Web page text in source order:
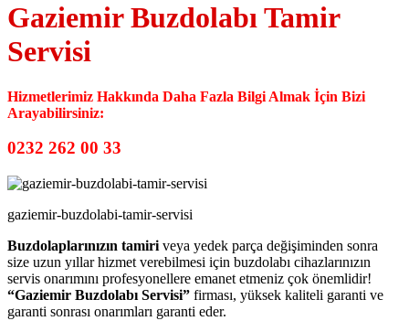
Gaziemir Buzdolabı Tamir
Servisi
Hizmetlerimiz Hakkında Daha Fazla Bilgi Almak İçin Bizi
Arayabilirsiniz:
0232 262 00 33
gaziemir-buzdolabi-tamir-servisi
Buzdolaplarınızın tamiri veya yedek parça değişiminden sonra
size uzun yıllar hizmet verebilmesi için buzdolabı cihazlarınızın
servis onarımını profesyonellere emanet etmeniz çok önemlidir!
“Gaziemir Buzdolabı Servisi” firması, yüksek kaliteli garanti ve
garanti sonrası onarımları garanti eder.